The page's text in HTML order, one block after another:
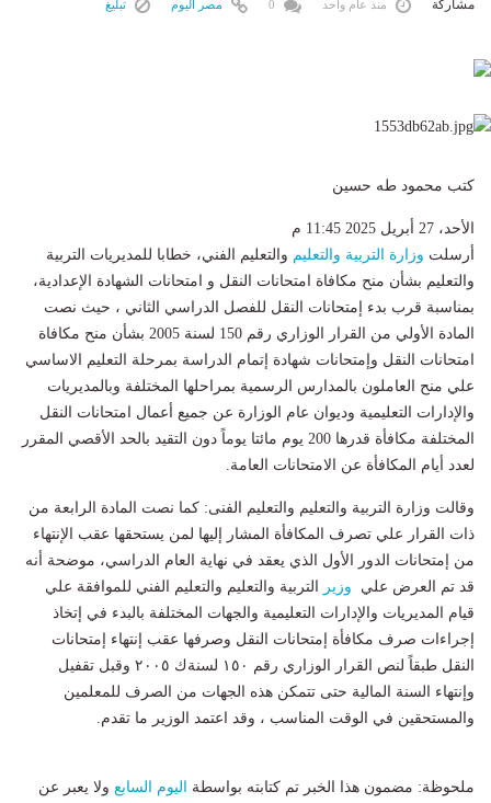
مشاركة منذ عام واحد مصر اليوم تبليغ
كتب محمود طه حسين
الأحد، 27 أبريل 2025 11:45 م
أرسلت وزارة التربية والتعليم والتعليم الفني، خطابا للمديريات التربية
والتعليم بشأن منح مكافاة امتحانات النقل و امتحانات الشهادة الإعدادية،
بمناسبة قرب بدء إمتحانات النقل للفصل الدراسي الثاني ، حيث نصت
المادة الأولي من القرار الوزاري رقم 150 لسنة 2005 بشأن منح مكافاة
امتحانات النقل وإمتحانات شهادة إتمام الدراسة بمرحلة التعليم الاساسي
علي منح العاملون بالمدارس الرسمية بمراحلها المختلفة وبالمديريات
والإدارات التعليمية وديوان عام الوزارة عن جميع أعمال امتحانات النقل
المختلفة مكافأة قدرها 200 يوم مائتا يوماً دون التقيد بالحد الأقصي المقرر
لعدد أيام المكافأة عن الامتحانات العامة.
وقالت وزارة التربية والتعليم والتعليم الفنى: كما نصت المادة الرابعة من
ذات القرار علي تصرف المكافأة المشار إليها لمن يستحقها عقب الإنتهاء
من إمتحانات الدور الأول الذي يعقد في نهاية العام الدراسي، موضحة أنه
قد تم العرض علي وزير
التربية والتعليم والتعليم الفني للموافقة علي
قيام المديريات والإدارات التعليمية والجهات المختلفة بالبدء في إتخاذ
إجراءات صرف مكافأة إمتحانات النقل وصرفها عقب إنتهاء إمتحانات
النقل طبقاً لنص القرار الوزاري رقم ١٥٠ لسنةك ٢٠٠٥ وقبل تقفيل
وإنتهاء السنة المالية حتى تتمكن هذه الجهات من الصرف للمعلمين
والمستحقين في الوقت المناسب ، وقد اعتمد الوزير ما تقدم.
ملحوظة: مضمون هذا الخبر تم كتابته بواسطة اليوم السابع ولا يعبر عن